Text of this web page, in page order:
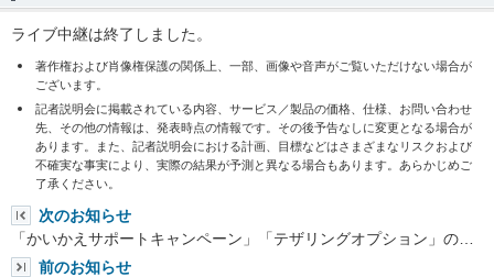
ライブ中継は終了しました。
著作権および肖像権保護の関係上、一部、画像や音声がご覧いただけない場合が
ございます。
記者説明会に掲載されている内容、サービス／製品の価格、仕様、お問い合わせ
先、その他の情報は、発表時点の情報です。その後予告なしに変更となる場合が
あります。また、記者説明会における計画、目標などはさまざまなリスクおよび
不確実な事実により、実際の結果が予測と異なる場合もあります。あらかじめご
了承ください。
次のお知らせ
「かいかえサポートキャンペーン」「テザリングオプション」の…
前のお知らせ